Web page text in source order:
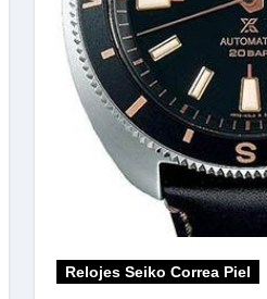
Relojes Seiko Correa Piel